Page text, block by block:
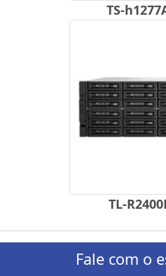
TS-
TL-
Fale com o